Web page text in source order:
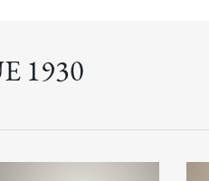
1930